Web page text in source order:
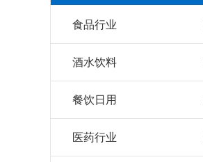
食品行业
酒水饮料
餐饮日用
医药行业